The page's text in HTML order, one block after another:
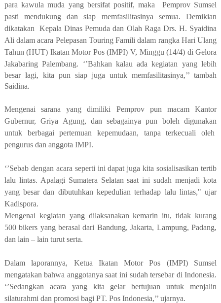
para kawula muda yang bersifat positif, maka Pemprov Sumsel
pasti mendukung dan siap memfasilitasinya semua. Demikian
dikatakan Kepala Dinas Pemuda dan Olah Raga Drs. H. Syaidina
Ali dalam acara Pelepasan Touring Famili dalam rangka Hari Ulang
Tahun (HUT) Ikatan Motor Pos (IMPI) V, Minggu (14/4) di Gelora
Jakabaring Palembang. ‘’Bahkan kalau ada kegiatan yang lebih
besar lagi, kita pun siap juga untuk memfasilitasinya,’’ tambah
Saidina.
Mengenai sarana yang dimiliki Pemprov pun macam Kantor
Gubernur, Griya Agung, dan sebagainya pun boleh digunakan
untuk berbagai pertemuan kepemudaan, tanpa terkecuali oleh
pengurus dan anggota IMPI.
‘’Sebab dengan acara seperti ini dapat juga kita sosialisasikan tertib
lalu lintas. Apalagi Sumatera Selatan saat ini sudah menjadi kota
yang besar dan dibutuhkan kepedulian terhadap lalu lintas," ujar
Kadispora.
Mengenai kegiatan yang dilaksanakan kemarin itu, tidak kurang
500 bikers yang berasal dari Bandung, Jakarta, Lampung, Padang,
dan lain – lain turut serta.
Dalam laporannya, Ketua Ikatan Motor Pos (IMPI) Sumsel
mengatakan bahwa anggotanya saat ini sudah tersebar di Indonesia.
‘’Sedangkan acara yang kita gelar bertujuan untuk menjalin
silaturahmi dan promosi bagi PT. Pos Indonesia,’’ ujarnya.